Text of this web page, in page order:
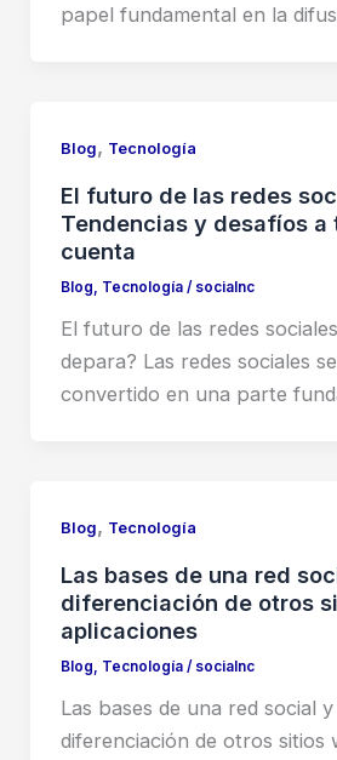
papel fundamental en la
Blog, Tecnología
El futuro de las redes
Tendencias y desafíos a
cuenta
Blog, Tecnología/ socialnc
El futuro de las redes
depara? Las redes sociales
convertido en una parte
Blog, Tecnología
Las bases de una red
diferenciación de otros
aplicaciones
Blog, Tecnología/ socialnc
Las bases de una red social
diferenciación de otros sitios